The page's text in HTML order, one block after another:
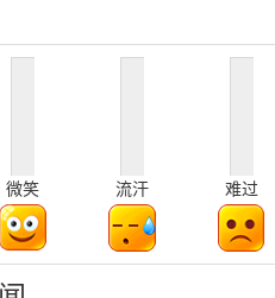
微笑 流汗 难过